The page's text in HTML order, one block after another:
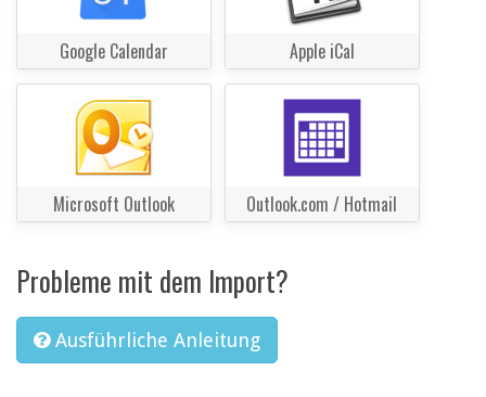
Google Calendar Apple iCal
Microsoft Outlook Outlook.com / Hotmail
Probleme mit dem Import?
Ausführliche Anleitung